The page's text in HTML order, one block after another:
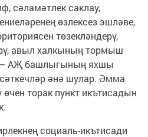
сәламәтлек саклау,
өзлексез эшләве,
төзекләндерү,
авыл халкының тормыш
— АҖ башлыгының яхшы
әнә шулар. Әмма
торак пункт икътисадын
социаль-икътисади